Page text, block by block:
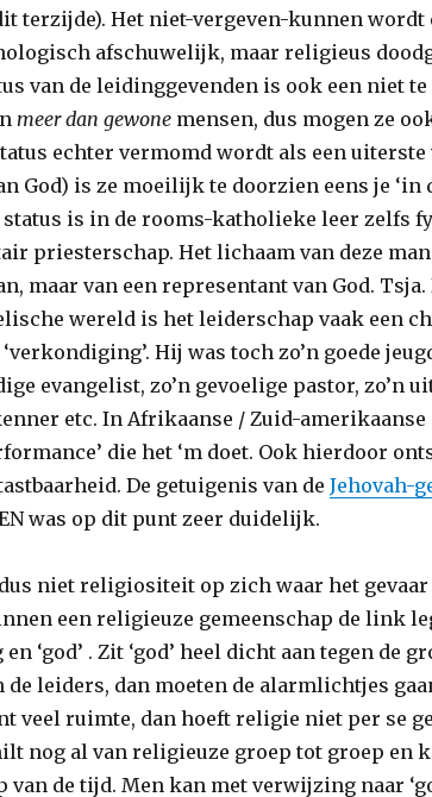
terzijde). Het niet-vergeven-kunnen wordt
afschuwelijk, maar religieus
van de leidinggevenden is ook een niet
meer dan gewone mensen, dus mogen ze
echter vermomd wordt als een
God) is ze moeilijk te doorzien eens je ‘in
status is in de rooms-katholieke leer zelfs
priesterschap. Het lichaam van deze
maar van een representant van God.
wereld is het leiderschap vaak een
Hij was toch zo’n goede
evangelist, zo’n gevoelige pastor, zo’n
etc. In Afrikaanse / Zuid-
die het ‘m doet. Ook hierdoor
De getuigenis van de Jehovah-
was op dit punt zeer duidelijk.
niet religiositeit op zich waar het
een religieuze gemeenschap de link
en ‘god’ . Zit ‘god’ heel dicht aan tegen de
de leiders, dan moeten de alarmlichtjes
veel ruimte, dan hoeft religie niet per se
nog al van religieuze groep tot groep en
van de tijd. Men kan met verwijzing naar